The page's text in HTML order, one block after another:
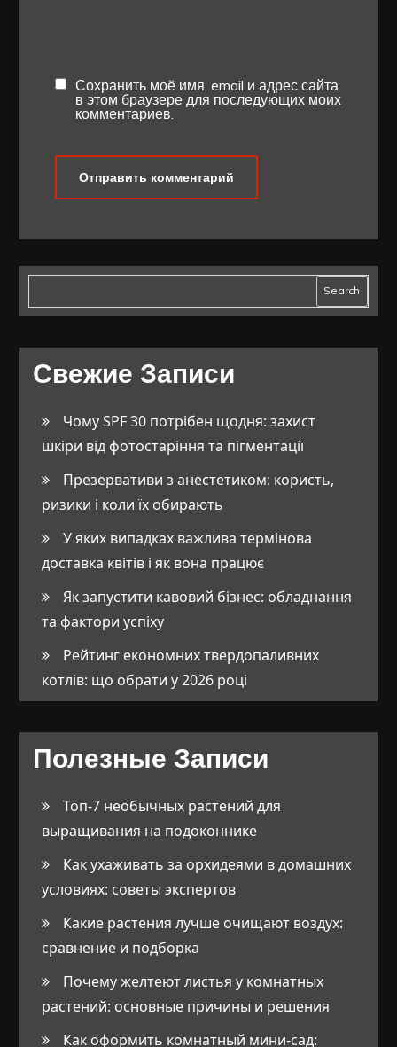
Сохранить моё имя, email и адрес сайта
в этом браузере для последующих моих
комментариев.
Search
Свежие Записи
Чому SPF 30 потрібен щодня: захист
шкіри від фотостаріння та пігментації
Презервативи з анестетиком: користь,
ризики і коли їх обирають
У яких випадках важлива термінова
доставка квітів і як вона працює
Як запустити кавовий бізнес: обладнання
та фактори успіху
Рейтинг економних твердопаливних
котлів: що обрати у 2026 році
Полезные Записи
Топ-7 необычных растений для
выращивания на подоконнике
Как ухаживать за орхидеями в домашних
условиях: советы экспертов
Какие растения лучше очищают воздух:
сравнение и подборка
Почему желтеют листья у комнатных
растений: основные причины и решения
Как оформить комнатный мини-сад: